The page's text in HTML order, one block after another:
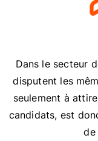
Dans le secteur
disputent les
seulement à
candidats, est
de